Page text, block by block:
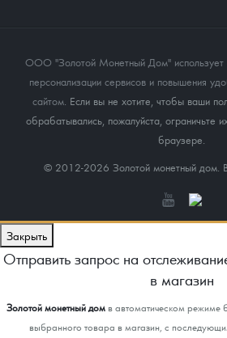
ООО "Золотой Монетный Дом" использует
персонализации сервисов и повышения
сайтом. Если вы не хотите, чтобы ваши
обрабатывались, пожалуйста, ограничьте
браузере.
© 2012-2026 Золотой монетный дом.
Закрыть
Отправить запрос на
в магазин
Золотой монетный домв автоматическом режиме
выбранного товара в магазин, с